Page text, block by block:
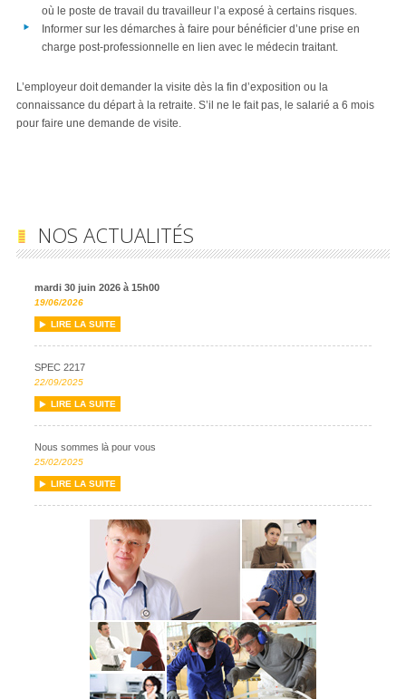
où le poste de travail du travailleur l’a exposé à certains risques.
Informer sur les démarches à faire pour bénéficier d’une prise en
charge post-professionnelle en lien avec le médecin traitant.
L’employeur doit demander la visite dès la fin d’exposition ou la
connaissance du départ à la retraite. S’il ne le fait pas, le salarié a 6 mois
pour faire une demande de visite.
NOS ACTUALITÉS
mardi 30 juin 2026 à 15h00
19/06/2026
LIRE LA SUITE
SPEC 2217
22/09/2025
LIRE LA SUITE
Nous sommes là pour vous
25/02/2025
LIRE LA SUITE